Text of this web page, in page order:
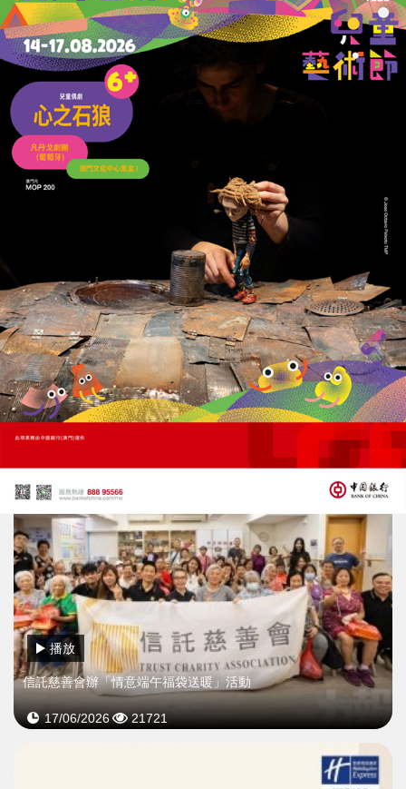
涉案金額逾1,300萬元
廉署揭社服機構圍標詐騙公帑
17/07/2026 36910
信託慈善會聯同澳門新口岸智選假日酒店
連續三年舉辦「熱血捐愛」活動
16/07/2026 48825
信託慈善會辦「情意端午福袋送暖」活動
播放
17/06/2026 21721